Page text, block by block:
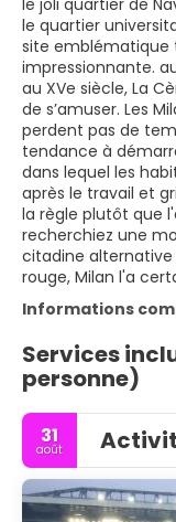
le joli quartier de
le quartier
site emblématique
impressionnante.
au XVe siècle, La
de s’amuser. Les
perdent pas de
tendance à
dans lequel les
après le travail et
la règle plutôt que
recherchiez une
citadine alternative
rouge, Milan l'a
Informations
Services
personne)
31
août